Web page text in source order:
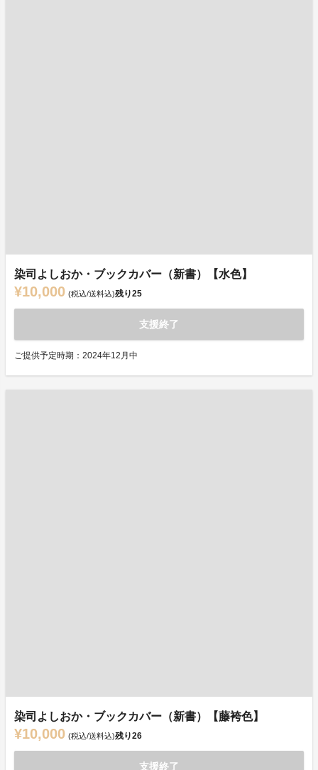
染司よしおか・ブックカバー（新書）【水色】
¥10,000 (税込/送料込)残り25
支援終了
ご提供予定時期：2024年12月中
染司よしおか・ブックカバー（新書）【藤袴色】
¥10,000 (税込/送料込)残り26
支援終了